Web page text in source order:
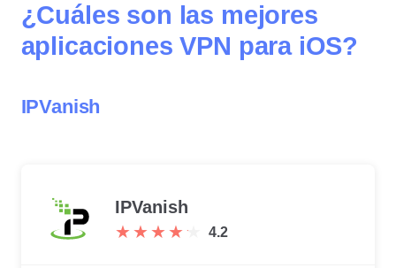
¿Cuáles son las mejores
aplicaciones VPN para iOS?
IPVanish
IPVanish
★ ★ ★ ★ ★
★ ★ ★ ★ ★ 4.2